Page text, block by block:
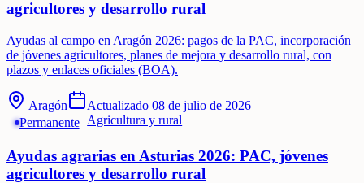
agricultores y desarrollo rural
Ayudas al campo en Aragón 2026: pagos de la PAC, incorporación
de jóvenes agricultores, planes de mejora y desarrollo rural, con
plazos y enlaces oficiales (BOA).
Aragón Actualizado 08 de julio de 2026
Permanente Agricultura y rural
Ayudas agrarias en Asturias 2026: PAC, jóvenes
agricultores y desarrollo rural